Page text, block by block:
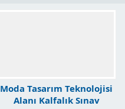
Moda Tasarım Teknolojisi
Alanı Kalfalık Sınav